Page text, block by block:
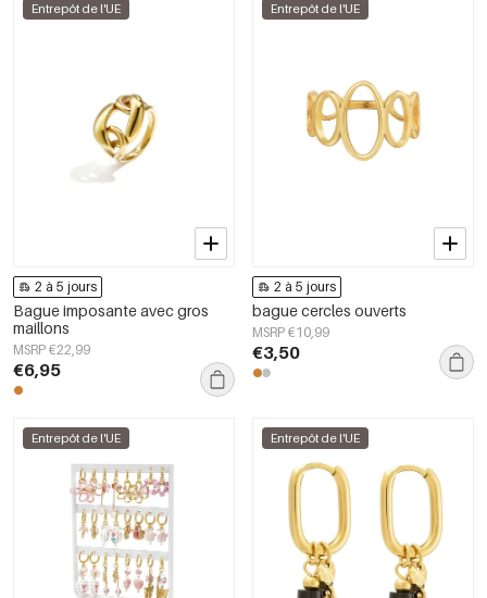
Entrepôt de l'UE
2 à 5 jours
Bague imposante avec gros
maillons
MSRP €22,99
€6,95
Entrepôt de l'UE
2 à 5 jours
bague cercles ouverts
MSRP €10,99
€3,50
Entrepôt de l'UE Entrepôt de l'UE